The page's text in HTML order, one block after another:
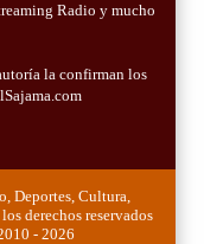
Radio y mucho
la confirman los
Deportes, Cultura,
derechos reservados
- 2026